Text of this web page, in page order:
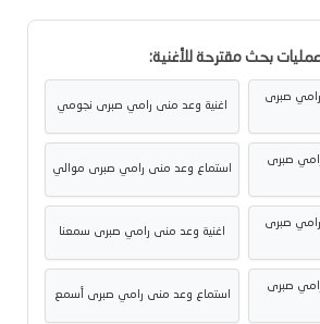
عمليات بحث مقترحة للأغنية:
صبرى
اغنية وعد منى رامي صبرى نجومي
صبرى
استماع وعد منى رامي صبرى موالي
صبرى
اغنية وعد منى رامي صبرى سمعنا
صبرى
استماع وعد منى رامي صبرى أسمع